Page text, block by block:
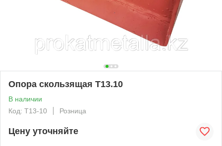
Опора скользящая Т13.10
В наличии
Код: T13-10
Розница
Цену уточняйте